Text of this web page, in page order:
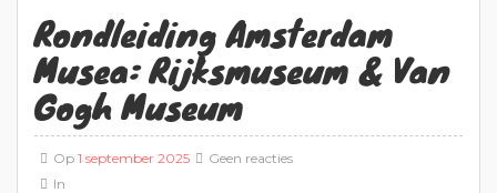
Rondleiding Amsterdam
Musea: Rijksmuseum & Van
Gogh Museum
Op 1 september 2025
In
Geen reacties